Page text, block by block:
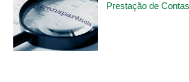
Prestação de Contas